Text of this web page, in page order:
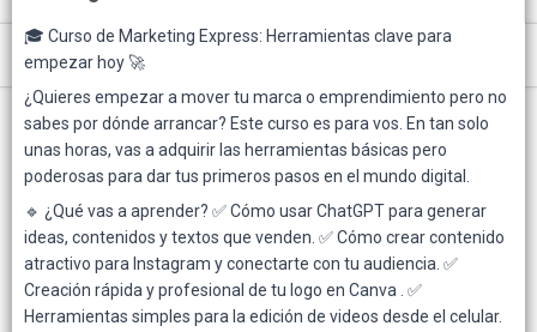
🎓 Curso de Marketing Express: Herramientas clave para
empezar hoy 🚀
¿Quieres empezar a mover tu marca o emprendimiento pero no
sabes por dónde arrancar? Este curso es para vos. En tan solo
unas horas, vas a adquirir las herramientas básicas pero
poderosas para dar tus primeros pasos en el mundo digital.
🔹 ¿Qué vas a aprender? ✅ Cómo usar ChatGPT para generar
ideas, contenidos y textos que venden. ✅ Cómo crear contenido
atractivo para Instagram y conectarte con tu audiencia. ✅
Creación rápida y profesional de tu logo en Canva . ✅
Herramientas simples para la edición de videos desde el celular.
Menú
🧠 **Curso de Marketing Express** Aprendé a crear contenido para
Instagram, usar ChatGPT, diseñar tu logo en Canva, editar videos desde el
celular y armar tu Facebook Business. Ideal para emprendedores que quieren
empezar ya. 🚀
Lista vacía